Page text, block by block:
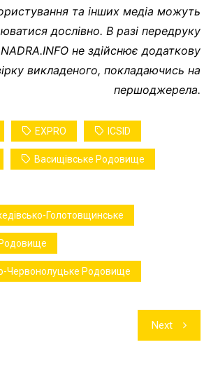
та інших медіа можуть
дослівно. В разі передруку
не здійснює додаткову
викладеного, покладаючись на
першоджерела.
EXPRO ICSID
Васищівське Родовище
Голотовщинське
Червонолуцьке Родовище
Next